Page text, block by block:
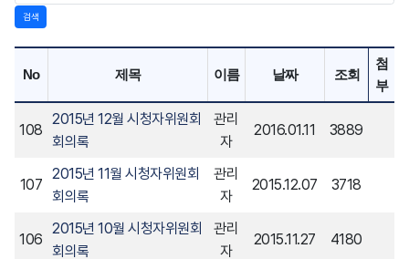
검색
No 제목 이름 날짜 조회
첨
부
108
2015년 12월 시청자위원회
회의록
관리
자
2016.01.11 3889
107
2015년 11월 시청자위원회
회의록
관리
자
2015.12.07 3718
106
2015년 10월 시청자위원회
회의록
관리
자
2015.11.27 4180